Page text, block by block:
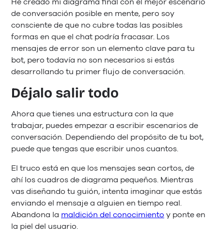
de conversación posible en mente, pero soy
consciente de que no cubre todas las posibles
formas en que el chat podría fracasar. Los
mensajes de error son un elemento clave para tu
bot, pero todavía no son necesarios si estás
desarrollando tu primer flujo de conversación.
Déjalo salir todo
Ahora que tienes una estructura con la que
trabajar, puedes empezar a escribir escenarios de
conversación. Dependiendo del propósito de tu bot,
puede que tengas que escribir unos cuantos.
El truco está en que los mensajes sean cortos, de
ahí los cuadros de diagrama pequeños. Mientras
vas diseñando tu guión, intenta imaginar que estás
enviando el mensaje a alguien en tiempo real.
Abandona la maldición del conocimiento y ponte en
la piel del usuario.